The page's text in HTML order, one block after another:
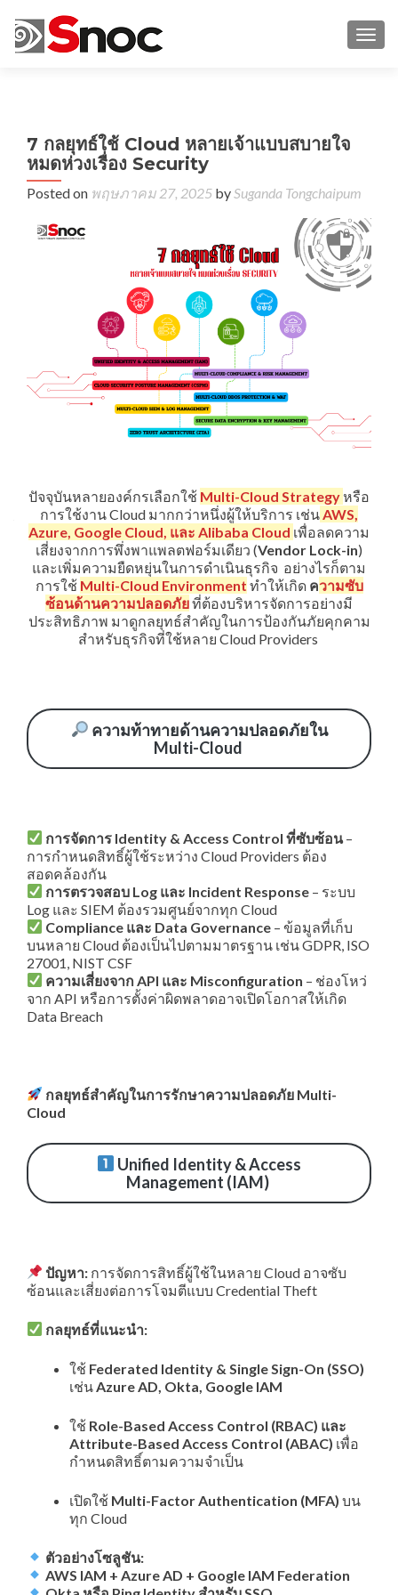
7 กลยุทธ์ใช้ Cloud หลายเจ้าแบบสบายใจ
หมดห่วงเรื่อง Security​
Posted on พฤษภาคม 27, 2025 bySuganda Tongchaipum
ปัจจุบันหลายองค์กรเลือกใช้ Multi-Cloud Strategyหรือ
การใช้งาน Cloud มากกว่าหนึ่งผู้ให้บริการ เช่น AWS,
Azure, Google Cloud, และ Alibaba Cloud เพื่อลดความ
เสี่ยงจากการพึ่งพาแพลตฟอร์มเดียว (Vendor Lock-in)
และเพิ่มความยืดหยุ่นในการดำเนินธุรกิจ อย่างไรก็ตาม
การใช้ Multi-Cloud Environment ทำให้เกิด ความซับ
ซ้อนด้านความปลอดภัยที่ต้องบริหารจัดการอย่างมี
ประสิทธิภาพ มาดูกลยุทธ์สำคัญในการป้องกันภัยคุกคาม
สำหรับธุรกิจที่ใช้หลาย Cloud Providers
ความท้าทายด้านความปลอดภัยใน
Multi-Cloud
การจัดการ Identity & Access Control ที่ซับซ้อน–
การกำหนดสิทธิ์ผู้ใช้ระหว่าง Cloud Providers ต้อง
สอดคล้องกัน
การตรวจสอบ Log และ Incident Response – ระบบ
Log และ SIEM ต้องรวมศูนย์จากทุก Cloud
Compliance และ Data Governance – ข้อมูลที่เก็บ
บนหลาย Cloud ต้องเป็นไปตามมาตรฐาน เช่น GDPR, ISO
27001, NIST CSF
ความเสี่ยงจาก API และ Misconfiguration – ช่องโหว่
จาก API หรือการตั้งค่าผิดพลาดอาจเปิดโอกาสให้เกิด
Data Breach
กลยุทธ์สำคัญในการรักษาความปลอดภัย Multi-
Cloud
Unified Identity & Access
Management (IAM)
ปัญหา: การจัดการสิทธิ์ผู้ใช้ในหลาย Cloud อาจซับ
ซ้อนและเสี่ยงต่อการโจมตีแบบ Credential Theft
กลยุทธ์ที่แนะนำ:
ใช้ Federated Identity & Single Sign-On (SSO)
เช่น Azure AD, Okta, Google IAM
ใช้ Role-Based Access Control (RBAC) และ
Attribute-Based Access Control (ABAC) เพื่อ
กำหนดสิทธิ์ตามความจำเป็น
เปิดใช้ Multi-Factor Authentication (MFA) บน
ทุก Cloud
ตัวอย่างโซลูชัน:
AWS IAM + Azure AD + Google IAM Federation